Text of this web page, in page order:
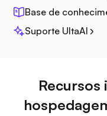
Base de
Suporte UltaAI
Recursos